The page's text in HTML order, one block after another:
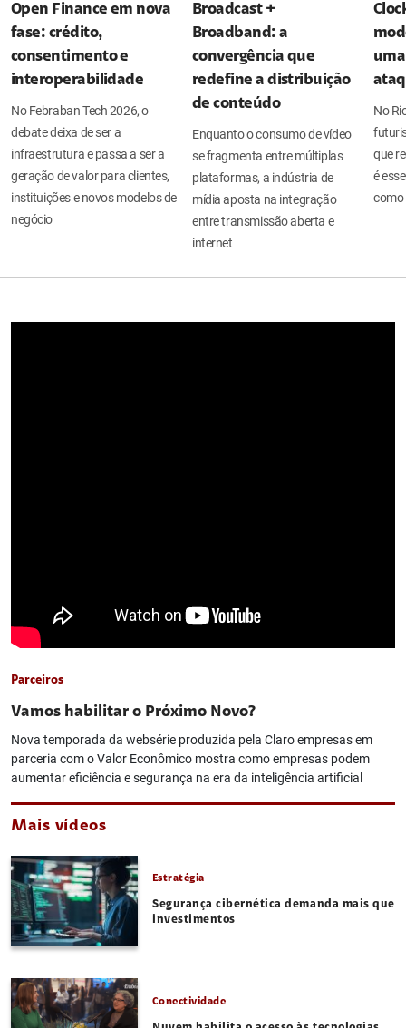
Open Finance em nova
fase: crédito,
consentimento e
interoperabilidade
No Febraban Tech 2026, o
debate deixa de ser a
infraestrutura e passa a ser a
geração de valor para clientes,
instituições e novos modelos de
negócio
Broadcast +
Broadband: a
convergência que
redefine a distribuição
de conteúdo
Enquanto o consumo de vídeo
se fragmenta entre múltiplas
plataformas, a indústria de
mídia aposta na integração
entre transmissão aberta e
internet
No
que
é
como
Parceiros
Vamos habilitar o Próximo Novo?
Nova temporada da websérie produzida pela Claro empresas em
parceria com o Valor Econômico mostra como empresas podem
aumentar eficiência e segurança na era da inteligência artificial
Mais vídeos
Estratégia
Segurança cibernética demanda mais que
investimentos
Conectividade